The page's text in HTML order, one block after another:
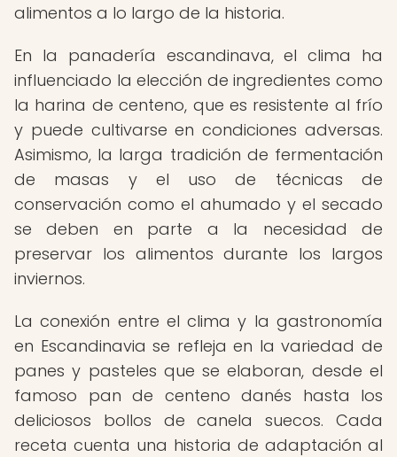
alimentos a lo largo de la historia.
En la panadería escandinava, el clima ha
influenciado la elección de ingredientes como
la harina de centeno, que es resistente al frío
y puede cultivarse en condiciones adversas.
Asimismo, la larga tradición de fermentación
de masas y el uso de técnicas de
conservación como el ahumado y el secado
se deben en parte a la necesidad de
preservar los alimentos durante los largos
inviernos.
La conexión entre el clima y la gastronomía
en Escandinavia se refleja en la variedad de
panes y pasteles que se elaboran, desde el
famoso pan de centeno danés hasta los
deliciosos bollos de canela suecos. Cada
receta cuenta una historia de adaptación al